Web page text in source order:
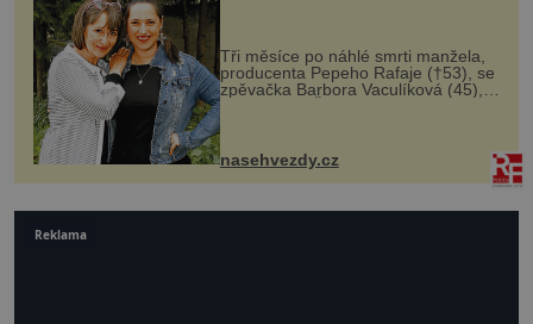
Tři měsíce po náhlé smrti manžela,
producenta Pepeho Rafaje (†53), se
zpěvačka Barbora Vaculíková (45),
dcera Petry Černocké (75), poprvé
ozvala veřejnosti. Na sociální síti
sdílela, že se snaží fung...
nasehvezdy.cz
Reklama